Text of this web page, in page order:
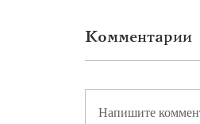
Комментарии
Напишите